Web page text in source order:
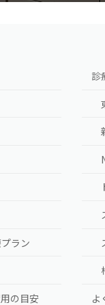
ラン
の目安
診
よ